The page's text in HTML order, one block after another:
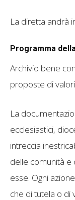
La diretta andrà
Programma
Archivio bene
proposte di
La
ecclesiastici,
intreccia
delle comunità e
esse. Ogni
che di tutela o di